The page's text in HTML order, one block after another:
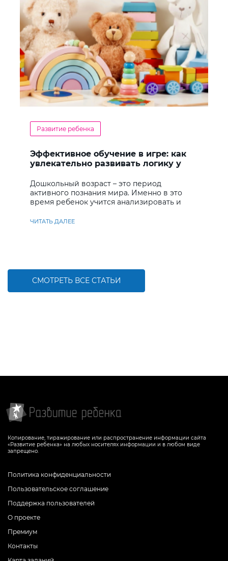
Развитие ребенка
Эффективное обучение в игре: как
увлекательно развивать логику у
Дошкольный возраст – это период
активного познания мира. Именно в это
время ребенок учится анализировать и
ЧИТАТЬ ДАЛЕЕ
СМОТРЕТЬ ВСЕ СТАТЬИ
Копирование, тиражирование или распространение информации сайта
«Развитие ребенка» на любых носителях информации и в любом виде
запрещено.
Политика конфиденциальности
Пользовательское соглашение
Поддержка пользователей
О проекте
Премиум
Контакты